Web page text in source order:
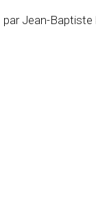
par Jean-